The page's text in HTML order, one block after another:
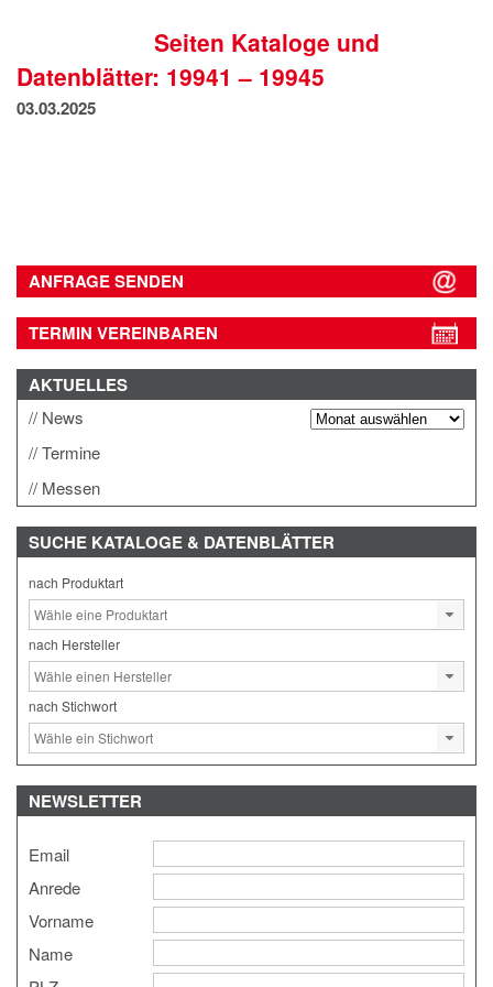
DATENSCHUTZSeiten Kataloge und
Datenblätter: 19941 – 19945
03.03.2025
ANFRAGE SENDEN
TERMIN VEREINBAREN
AKTUELLES
News
Termine
Messen
SUCHE KATALOGE & DATENBLÄTTER
nach Produktart
nach Hersteller
nach Stichwort
NEWSLETTER
Email
Anrede
Vorname
Name